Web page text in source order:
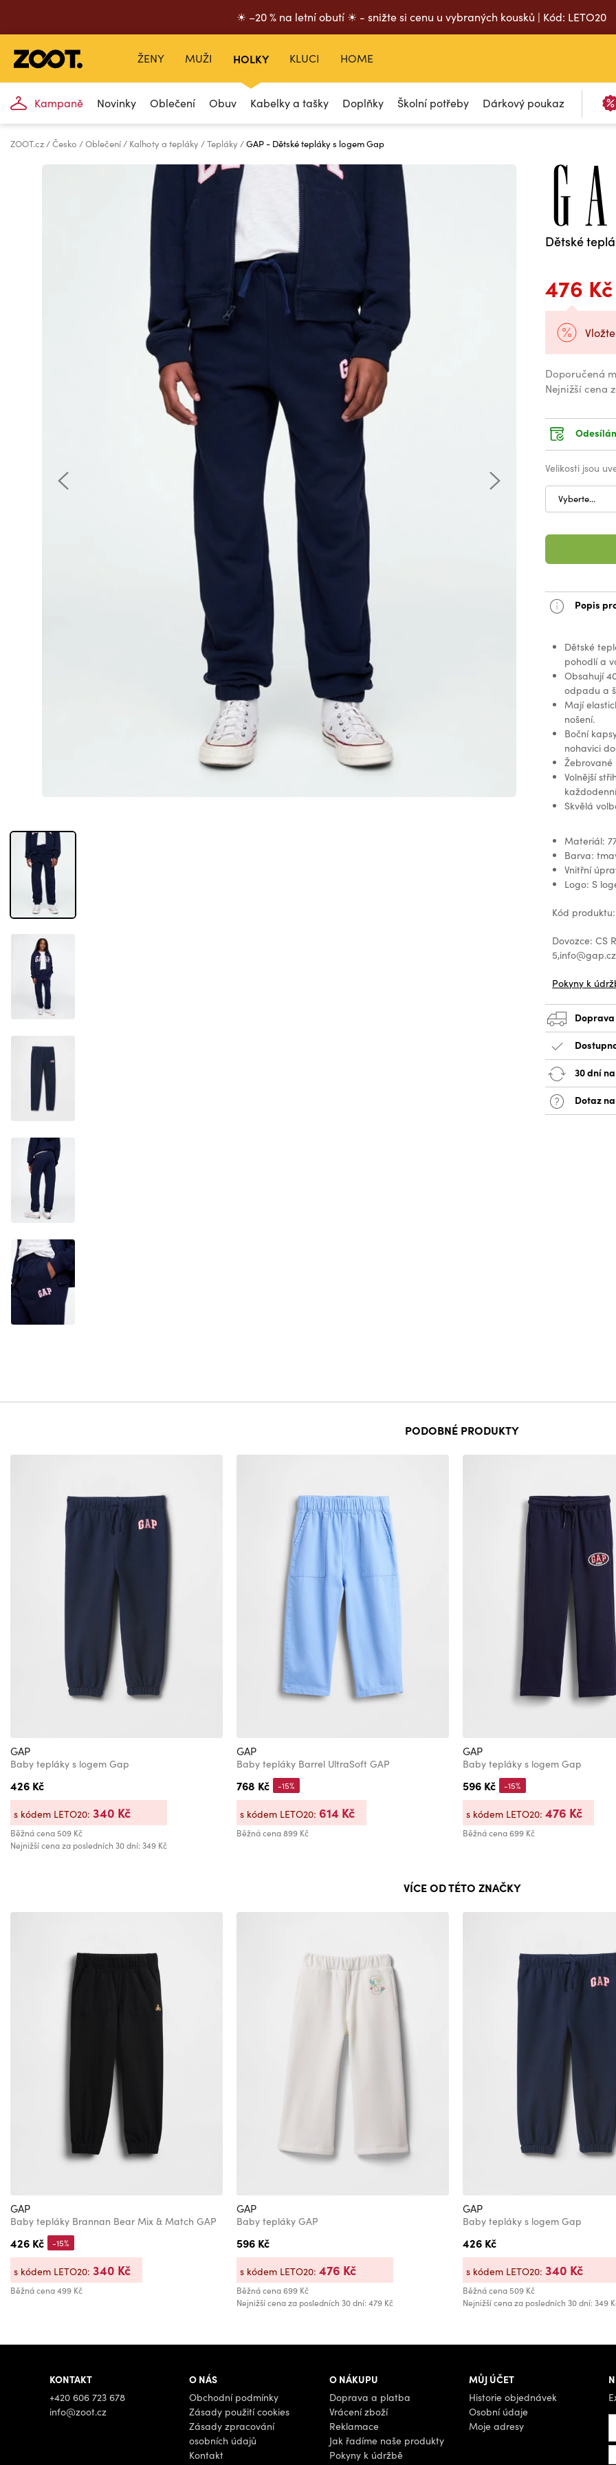
☀ –20 % na letní obutí ☀ - snižte si cenu u vybraných kousků | Kód: LETO20
ŽENY MUŽI HOLKY
Kampaně Novinky Oblečení Obuv Kabelky a tašky Doplňky Školní potřeby Dárkový poukaz
KLUCI HOME
ZOOT.cz Česko Oblečení Kalhoty a tepláky Tepláky GAP - Dětské tepláky s logem Gap
Dětské
476 Kč
Doporučená
Nejnižší cena
Velikosti jsou
Vyberte...
Popis
Dětské
pohodlí a
Obsahují
odpadu a
Mají
nošení.
Boční
nohavici
Žebrované
Volnější
Skvělá
Materiál:
Barva:
Vnitřní
Logo: S
Kód
Dovozce: CS
5,info@gap.cz
Pokyny k
Doprava
30 dní
Dotaz
PODOBNÉ PRODUKTY
GAP
Baby tepláky s logem Gap
426 Kč
Běžná cena509 Kč
Nejnižší cena za posledních 30 dní: 349 Kč
s kódem LETO20: 340 Kč
GAP
Baby tepláky Barrel UltraSoft GAP
768 Kč
Běžná cena899 Kč
-15%
s kódem LETO20: 614 Kč
GAP
Baby tepláky s logem Gap
596 Kč
Běžná cena699 Kč
-15%
s kódem LETO20: 476 Kč
VÍCE OD TÉTO ZNAČKY
GAP
Baby tepláky Brannan Bear Mix & Match GAP
426 Kč
Běžná cena499 Kč
-15%
s kódem LETO20: 340 Kč
GAP
Baby tepláky GAP
596 Kč
Běžná cena699 Kč
Nejnižší cena za posledních 30 dní: 479 Kč
s kódem LETO20: 476 Kč
GAP
Baby tepláky s logem Gap
426 Kč
Běžná cena509 Kč
Nejnižší cena za posledních 30 dní: 349
s kódem LETO20: 340 Kč
KONTAKT
+420 606 723 678
info@zoot.cz
O NÁS
Obchodní podmínky
Zásady použití cookies
Zásady zpracování
osobních údajů
Kontakt
O NÁKUPU
Doprava a platba
Vrácení zboží
Reklamace
Jak řadíme naše produkty
Pokyny k údržbě
MŮJ ÚČET
Historie objednávek
Osobní údaje
Moje adresy